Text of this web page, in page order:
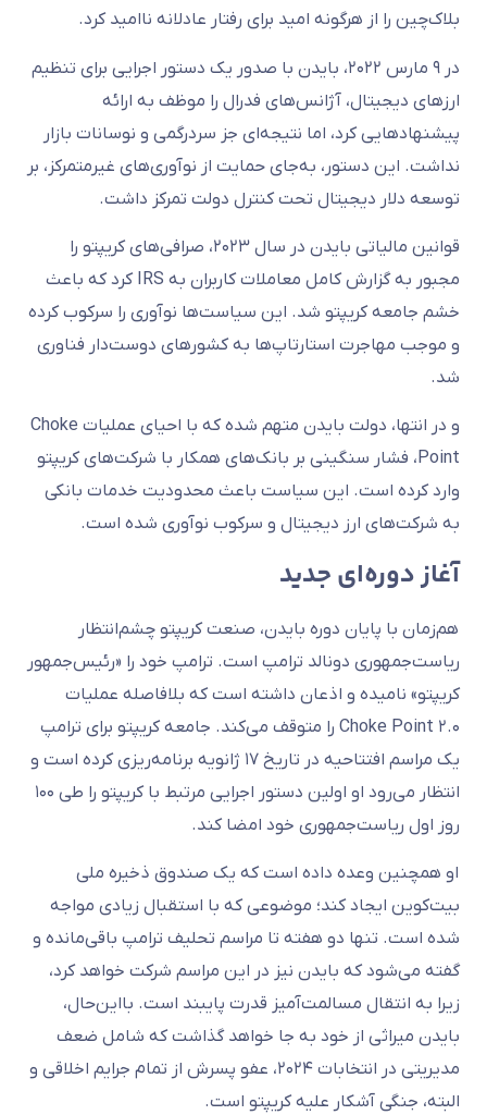
بلاک‌چین را از هرگونه امید برای رفتار عادلانه ناامید کرد.
در ۹ مارس ۲۰۲۲، بایدن با صدور یک دستور اجرایی برای تنظیم
ارزهای دیجیتال، آژانس‌های فدرال را موظف به ارائه
پیشنهادهایی کرد، اما نتیجه‌ای جز سردرگمی و نوسانات بازار
نداشت. این دستور، به‌جای حمایت از نوآوری‌های غیرمتمرکز، بر
توسعه دلار دیجیتال تحت کنترل دولت تمرکز داشت.
قوانین مالیاتی بایدن در سال ۲۰۲۳، صرافی‌های کریپتو را
مجبور به گزارش کامل معاملات کاربران به IRS کرد که باعث
خشم جامعه کریپتو شد. این سیاست‌ها نوآوری را سرکوب کرده
و موجب مهاجرت استارتاپ‌ها به کشورهای دوست‌دار فناوری
شد.
و در انتها، دولت بایدن متهم شده که با احیای عملیات Choke
Point، فشار سنگینی بر بانک‌های همکار با شرکت‌های کریپتو
وارد کرده است. این سیاست باعث محدودیت خدمات بانکی
به شرکت‌های ارز دیجیتال و سرکوب نوآوری شده است.
آغاز دوره‌ای جدید
هم‌زمان با پایان دوره بایدن، صنعت کریپتو چشم‌انتظار
ریاست‌جمهوری دونالد ترامپ است. ترامپ خود را «رئیس‌جمهور
کریپتو» نامیده و اذعان داشته است که بلافاصله عملیات
Choke Point ۲.۰ را متوقف می‌کند. جامعه کریپتو برای ترامپ
یک مراسم افتتاحیه در تاریخ ۱۷ ژانویه برنامه‌ریزی کرده است و
انتظار می‌رود او اولین دستور اجرایی مرتبط با کریپتو را طی ۱۰۰
روز اول ریاست‌جمهوری خود امضا کند.
او همچنین وعده داده است که یک صندوق ذخیره ملی
بیت‌کوین ایجاد کند؛ موضوعی که با استقبال زیادی مواجه
شده است. تنها دو هفته تا مراسم تحلیف ترامپ باقی‌مانده و
گفته می‌شود که بایدن نیز در این مراسم شرکت خواهد کرد،
زیرا به انتقال مسالمت‌آمیز قدرت پایبند است. بااین‌حال،
بایدن میراثی از خود به جا خواهد گذاشت که شامل ضعف
مدیریتی در انتخابات ۲۰۲۴، عفو پسرش از تمام جرایم اخلاقی و
البته، جنگی آشکار علیه کریپتو است.